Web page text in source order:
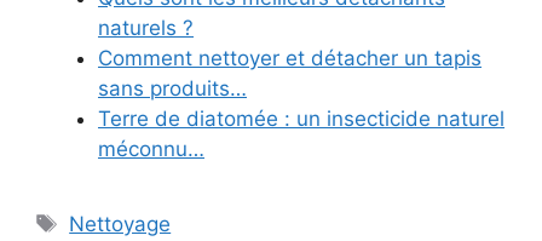
naturels ?
Comment nettoyer et détacher un tapis
sans produits…
Terre de diatomée : un insecticide naturel
méconnu…
Étiquettes
Nettoyage